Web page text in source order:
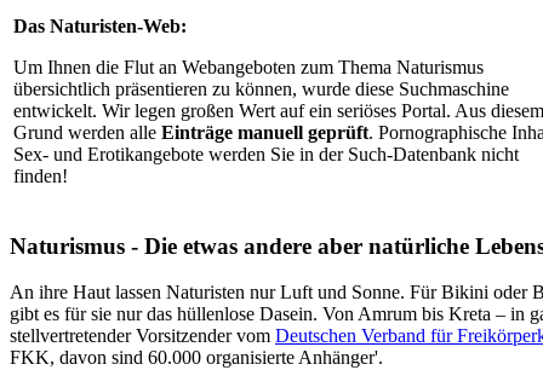
Das Naturisten-Web:
Um Ihnen die Flut an Webangeboten zum Thema Naturismus
übersichtlich präsentieren zu können, wurde diese Suchmaschine
entwickelt. Wir legen großen Wert auf ein seriöses Portal. Aus diesem
Grund werden alle Einträge manuell geprüft. Pornographische
Sex- und Erotikangebote werden Sie in der Such-Datenbank nicht
finden!
Naturismus - Die etwas andere aber natürliche
An ihre Haut lassen Naturisten nur Luft und Sonne. Für Bikini oder
gibt es für sie nur das hüllenlose Dasein. Von Amrum bis Kreta – in
stellvertretender Vorsitzender vom Deutschen Verband für
FKK, davon sind 60.000 organisierte Anhänger'.